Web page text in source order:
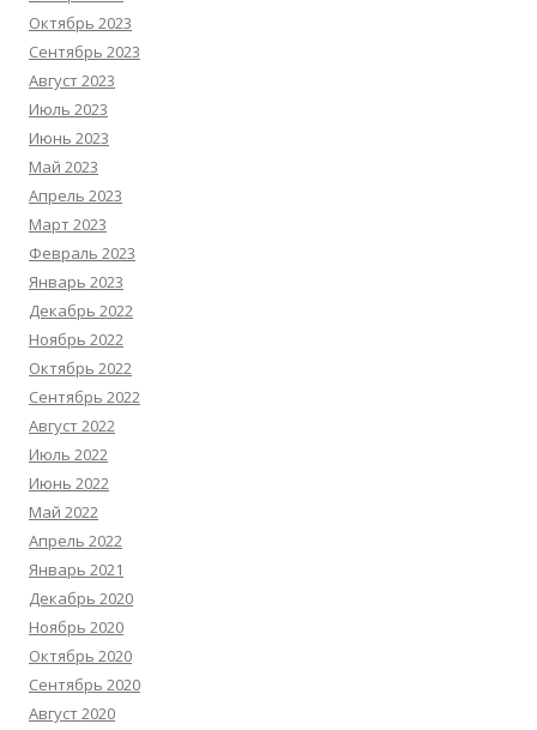
Октябрь 2023
Сентябрь 2023
Август 2023
Июль 2023
Июнь 2023
Май 2023
Апрель 2023
Март 2023
Февраль 2023
Январь 2023
Декабрь 2022
Ноябрь 2022
Октябрь 2022
Сентябрь 2022
Август 2022
Июль 2022
Июнь 2022
Май 2022
Апрель 2022
Январь 2021
Декабрь 2020
Ноябрь 2020
Октябрь 2020
Сентябрь 2020
Август 2020